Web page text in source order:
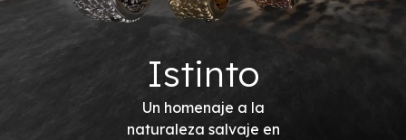
Istinto
Un homenaje a la
naturaleza salvaje en